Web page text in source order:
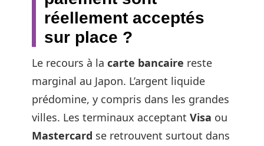
réellement acceptés
sur place ?
Le recours à la carte bancaire reste
marginal au Japon. L’argent liquide
prédomine, y compris dans les grandes
villes. Les terminaux acceptant Visa ou
Mastercard se retrouvent surtout dans